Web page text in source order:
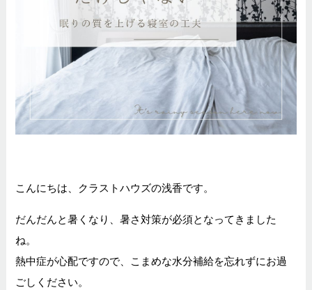
こんにちは、クラストハウズの浅香です。
だんだんと暑くなり、暑さ対策が必須となってきました
ね。
熱中症が心配ですので、こまめな水分補給を忘れずにお過
ごしください。